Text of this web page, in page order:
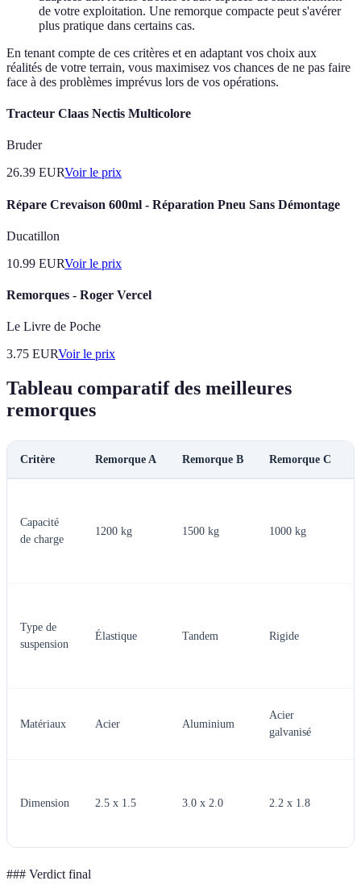
de votre exploitation. Une remorque compacte peut s'avérer
plus pratique dans certains cas.
En tenant compte de ces critères et en adaptant vos choix aux
réalités de votre terrain, vous maximisez vos chances de ne pas faire
face à des problèmes imprévus lors de vos opérations.
Tracteur Claas Nectis Multicolore
Bruder
26.39 EURVoir le prix
Répare Crevaison 600ml - Réparation Pneu Sans Démontage
Ducatillon
10.99 EURVoir le prix
Remorques - Roger Vercel
Le Livre de Poche
3.75 EURVoir le prix
Tableau comparatif des meilleures
remorques
Critère Remorque A Remorque B Remorque C
Capacité
de charge
1200 kg 1500 kg 1000 kg
Type de
suspension
Élastique Tandem Rigide
Matériaux Acier Aluminium
Acier
galvanisé
Dimension 2.5 x 1.5 3.0 x 2.0 2.2 x 1.8
### Verdict final